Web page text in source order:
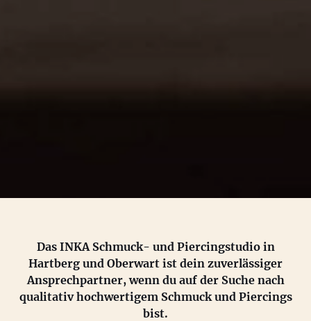
Das INKA Schmuck- und Piercingstudio in
Hartberg und Oberwart ist dein zuverlässiger
Ansprechpartner, wenn du auf der Suche nach
qualitativ hochwertigem Schmuck und Piercings
bist.